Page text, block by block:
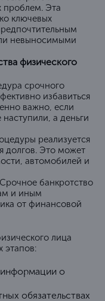
проблем. Эта
ключевых
невыносимыми
физического
срочного
избавиться
важно, если
а деньги
реализуется
долгов. Это может
автомобилей и
банкротство
и иным
от финансовой
лица
этапов:
о
обязательствах